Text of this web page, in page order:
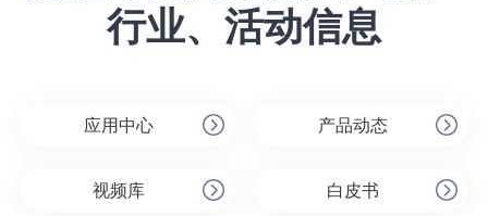
行业、活动信息
应用中心 产品动态
视频库 白皮书